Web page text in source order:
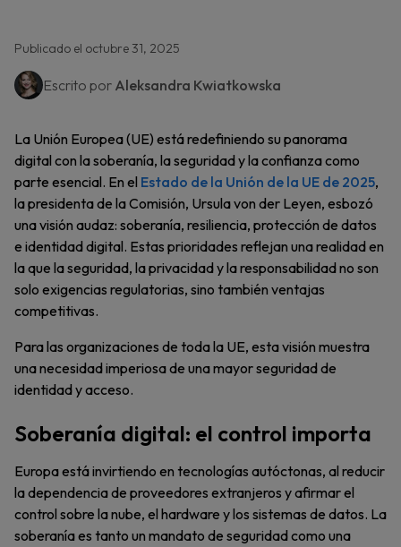
Publicado el octubre 31, 2025
Escrito por Aleksandra Kwiatkowska
La Unión Europea (UE) está redefiniendo su panorama
digital con la soberanía, la seguridad y la confianza como
parte esencial. En el Estado de la Unión de la UE de 2025,
la presidenta de la Comisión, Ursula von der Leyen, esbozó
una visión audaz: soberanía, resiliencia, protección de datos
e identidad digital. Estas prioridades reflejan una realidad en
la que la seguridad, la privacidad y la responsabilidad no son
solo exigencias regulatorias, sino también ventajas
competitivas.
Para las organizaciones de toda la UE, esta visión muestra
una necesidad imperiosa de una mayor seguridad de
identidad y acceso.
Soberanía digital: el control importa
Europa está invirtiendo en tecnologías autóctonas, al reducir
la dependencia de proveedores extranjeros y afirmar el
control sobre la nube, el hardware y los sistemas de datos. La
soberanía es tanto un mandato de seguridad como una